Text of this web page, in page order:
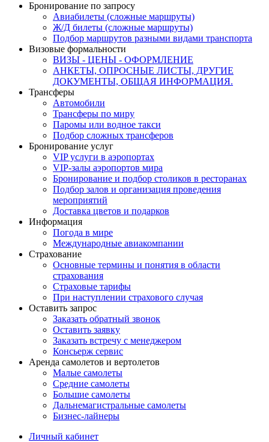
Бронирование по запросу
Авиабилеты (сложные маршруты)
Ж/Д билеты (сложные маршруты)
Подбор маршрутов разными видами транспорта
Визовые формальности
ВИЗЫ - ЦЕНЫ - ОФОРМЛЕНИЕ
АНКЕТЫ, ОПРОСНЫЕ ЛИСТЫ, ДРУГИЕ
ДОКУМЕНТЫ, ОБЩАЯ ИНФОРМАЦИЯ.
Трансферы
Автомобили
Трансферы по миру
Паромы или водное такси
Подбор сложных трансферов
Бронирование услуг
VIP услуги в аэропортах
VIP-залы аэропортов мира
Бронирование и подбор столиков в ресторанах
Подбор залов и организация проведения
мероприятий
Доставка цветов и подарков
Информация
Погода в мире
Международные авиакомпании
Страхование
Основные термины и понятия в области
страхования
Страховые тарифы
При наступлении страхового случая
Оставить запрос
Заказать обратный звонок
Оставить заявку
Заказать встречу с менеджером
Консьерж сервис
Аренда самолетов и вертолетов
Малые самолеты
Средние самолеты
Большие самолеты
Дальнемагистральные самолеты
Бизнес-лайнеры
Личный кабинет